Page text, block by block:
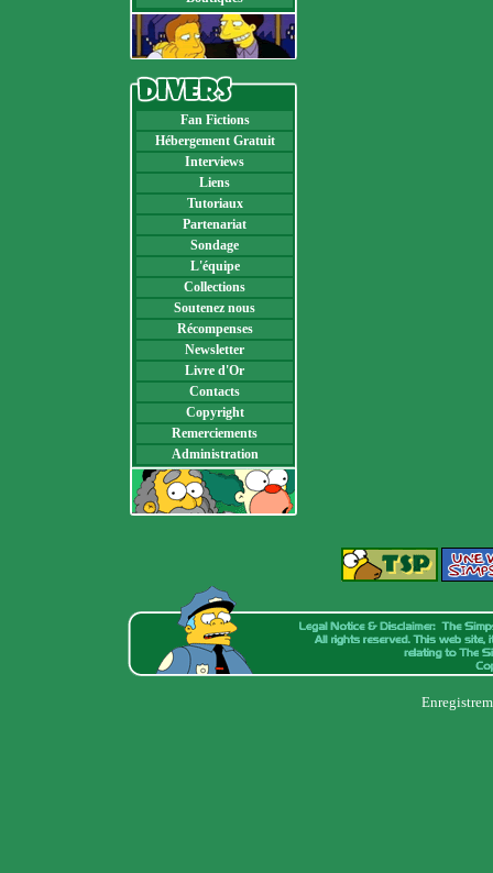
Fan Fictions
Hébergement Gratuit
Interviews
Liens
Tutoriaux
Partenariat
Sondage
L'équipe
Collections
Soutenez nous
Récompenses
Newsletter
Livre d'Or
Contacts
Copyright
Remerciements
Administration